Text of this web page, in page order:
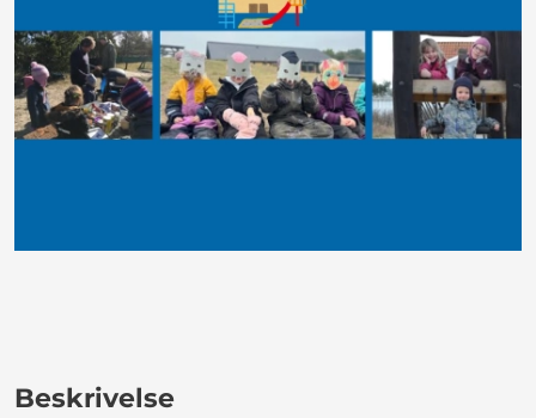
Beskrivelse